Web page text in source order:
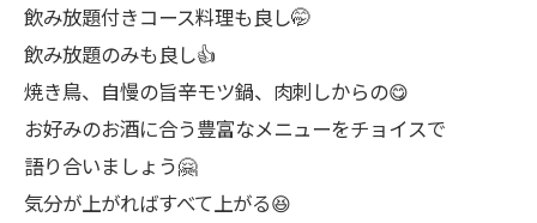
飲み放題付きコース料理も良し🤭
飲み放題のみも良し👍
焼き鳥、自慢の旨辛モツ鍋、肉刺しからの😋
お好みのお酒に合う豊富なメニューをチョイスで
語り合いましょう🤗
気分が上がればすべて上がる😆